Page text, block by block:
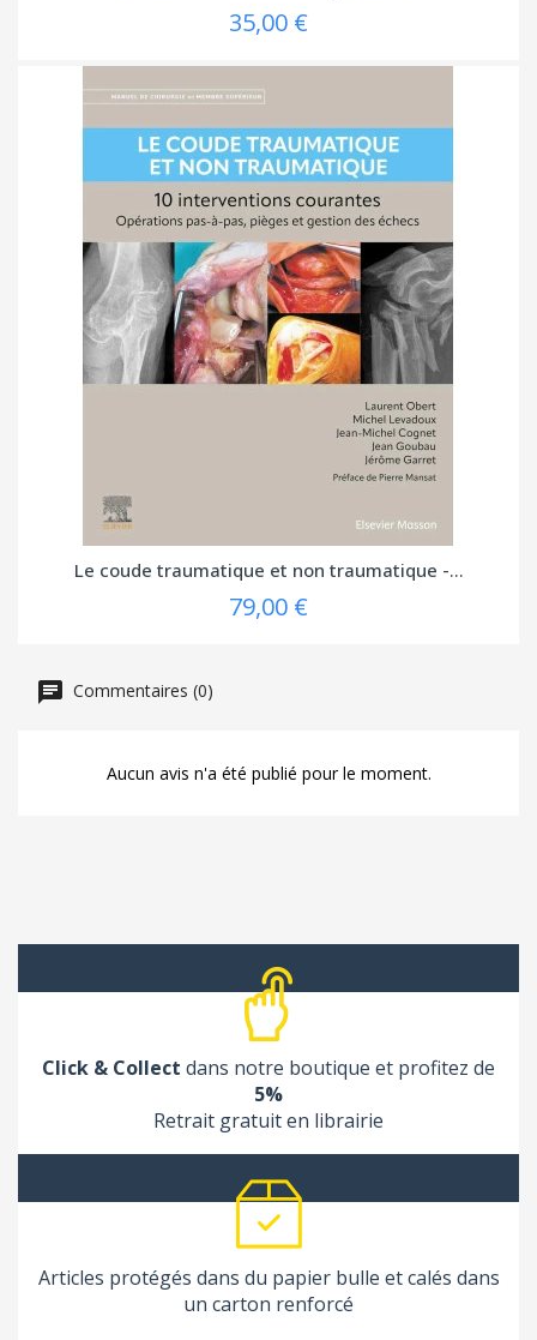
35,00 €
Le coude traumatique et non traumatique -...
79,00 €
Commentaires (0)
Aucun avis n'a été publié pour le moment.
Click & Collect dans notre boutique et profitez de
5%
Retrait gratuit en librairie
Articles protégés dans du papier bulle et calés dans
un carton renforcé